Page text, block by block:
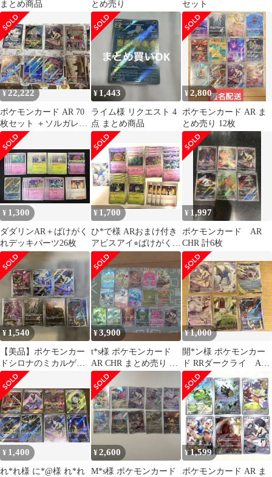
まとめ商品 とめ売り セット
¥ 22,222
ポケモンカード AR 70
枚セット ＋ソルガレオ
&ルナアーラGX まとめ
売り
¥ 1,443
ライム様 リクエスト 4
点 まとめ商品
¥2,800
ポケモンカード AR ま
とめ売り 12枚
¥ 1,300
ダダリンAR＋ばけがく
れデッキパーツ26枚
¥ 1,700
ひ*で様 ARおまけ付き
アビスアイ⭐︎ばけがく
れ デッキパーツ
¥ 1,997
ポケモンカード AR
CHR 計6枚
¥ 1,540
【美品】ポケモンカー
ドシロナのミカルゲ含
むAR7枚セット
¥3,900
t*s様 ポケモンカード
AR CHR まとめ売り 16
枚セット
¥1,000
開*ン様 ポケモンカー
ド RRダークライ AR
5枚セット
¥ 1,400
れ*れ様 に*@様 れ*れ
¥2,600
M*s様 ポケモンカード
¥1,599
ポケモンカード AR ま